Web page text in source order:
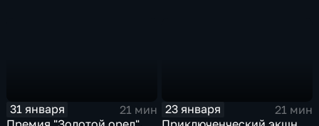
31 января
21 мин
23 января
21 мин